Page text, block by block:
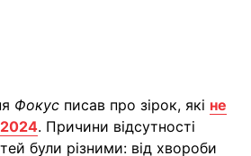
Фокус писав про зірок, які не
2024. Причини відсутності
були різними: від хвороби